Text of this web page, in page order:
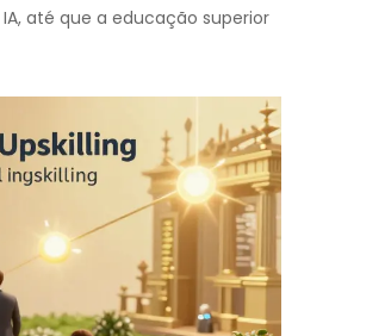
até que a educação superior